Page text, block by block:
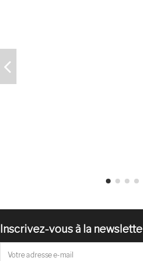
Inscrivez-vous à la